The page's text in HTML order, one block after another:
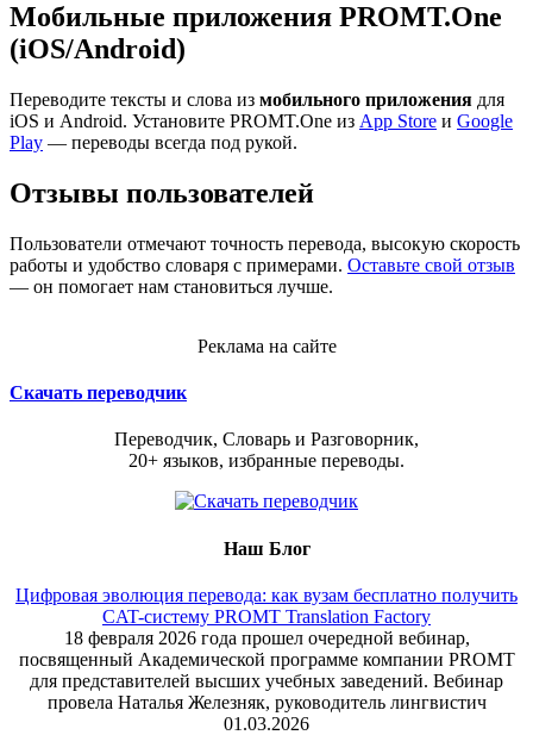
Мобильные приложения PROMT.One
(iOS/Android)
Переводите тексты и слова из мобильного приложения для
iOS и Android. Установите PROMT.One из App Store и Google
Play — переводы всегда под рукой.
Отзывы пользователей
Пользователи отмечают точность перевода, высокую скорость
работы и удобство словаря с примерами. Оставьте свой отзыв
— он помогает нам становиться лучше.
Реклама на сайте
Скачать переводчик
Переводчик, Словарь и Разговорник,
20+ языков, избранные переводы.
Наш Блог
Цифровая эволюция перевода: как вузам бесплатно получить
CAT-систему PROMT Translation Factory
18 февраля 2026 года прошел очередной вебинар,
посвященный Академической программе компании PROMT
для представителей высших учебных заведений. Вебинар
провела Наталья Железняк, руководитель лингвистич
01.03.2026